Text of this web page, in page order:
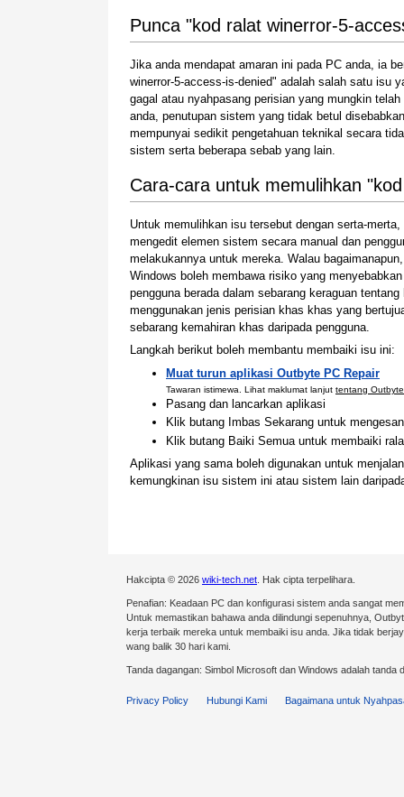
Punca "kod ralat winerror-5-
Jika anda mendapat amaran ini pada PC anda, ia
winerror-5-access-is-denied" adalah salah satu isu
gagal atau nyahpasang perisian yang mungkin
anda, penutupan sistem yang tidak betul
mempunyai sedikit pengetahuan teknikal secara
sistem serta beberapa sebab yang lain.
Cara-cara untuk memulihkan
Untuk memulihkan isu tersebut dengan serta-
mengedit elemen sistem secara manual dan
melakukannya untuk mereka. Walau
Windows boleh membawa risiko yang
pengguna berada dalam sebarang keraguan
menggunakan jenis perisian khas khas yang
sebarang kemahiran khas daripada pengguna.
Langkah berikut boleh membantu membaiki isu ini:
Muat turun aplikasi Outbyte PC Repair
Tawaran istimewa. Lihat maklumat lanjut tentang Outbyte
Pasang dan lancarkan aplikasi
Klik butang Imbas Sekarang untuk
Klik butang Baiki Semua untuk membaiki
Aplikasi yang sama boleh digunakan untuk
kemungkinan isu sistem ini atau sistem lain
Hakcipta © 2026 wiki-tech.net . Hak cipta terpelihara.
Penafian: Keadaan PC dan konfigurasi sistem anda sangat
Untuk memastikan bahawa anda dilindungi sepenuhnya,
kerja terbaik mereka untuk membaiki isu anda. Jika tidak
wang balik 30 hari kami.
Tanda dagangan: Simbol Microsoft dan Windows adalah
Privacy Policy Hubungi Kami Bagaimana untuk